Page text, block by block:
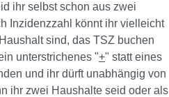
ihr selbst schon aus zwei
Inzidenzzahl könnt ihr vielleicht
sind, das TSZ buchen
unterstrichenes "+" statt eines
und ihr dürft unabhängig von
ihr zwei Haushalte seid oder als